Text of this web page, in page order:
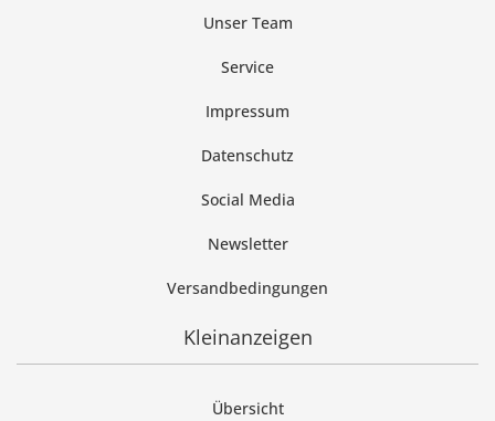
Unser Team
Service
Impressum
Datenschutz
Social Media
Newsletter
Versandbedingungen
Kleinanzeigen
Übersicht